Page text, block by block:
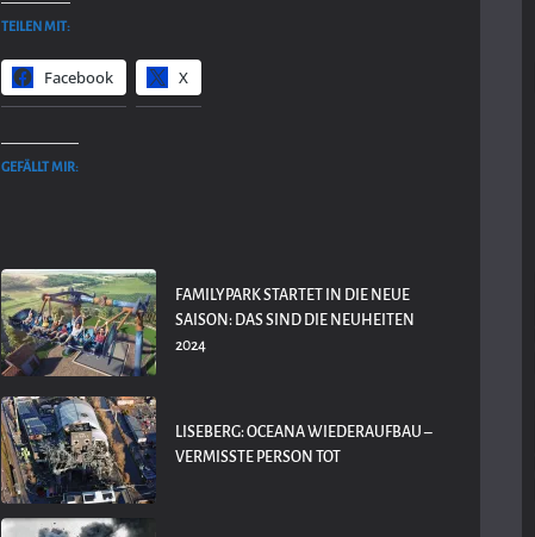
TEILEN MIT:
Facebook X
GEFÄLLT MIR:
FAMILYPARK STARTET IN DIE NEUE
SAISON: DAS SIND DIE NEUHEITEN
2024
LISEBERG: OCEANA WIEDERAUFBAU –
VERMISSTE PERSON TOT